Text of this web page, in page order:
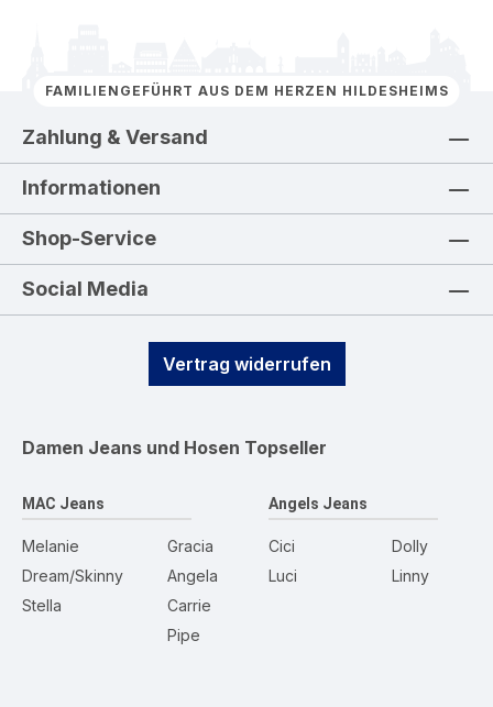
FAMILIENGEFÜHRT AUS DEM HERZEN HILDESHEIMS
Zahlung & Versand
Informationen
Shop-Service
Social Media
Vertrag widerrufen
Damen Jeans und Hosen Topseller
MAC Jeans
Melanie
Dream/Skinny
Stella
Gracia
Angela
Carrie
Pipe
Angels Jeans
Cici
Luci
Dolly
Linny